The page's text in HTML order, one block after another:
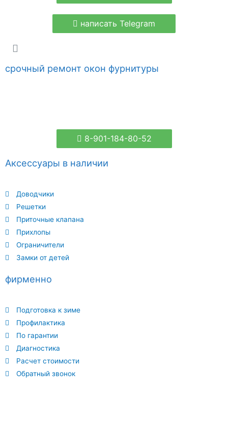
написать Telegram
фирменно
Подготовка к зиме
Профилактика
По гарантии
Диагностика
Расчет стоимости
Обратный звонок
Аксессуары в наличии
Доводчики
Решетки
Приточные клапана
Прихлопы
Ограничители
Замки от детей
срочный ремонт окон фурнитуры
8-901-184-80-52